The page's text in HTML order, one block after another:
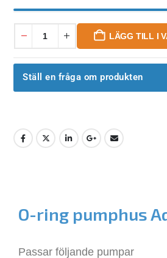
LÄGG TILL I
Ställ en fråga om produkten
O-ring pumphus
Passar följande pumpar